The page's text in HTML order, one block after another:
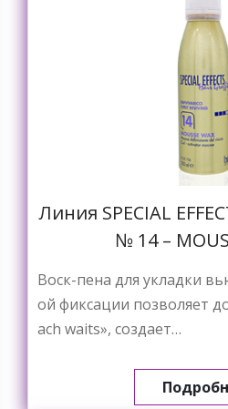
Линия SPECIAL
№ 14 –
Воск-пена для укладки
ой фиксации позволяет
ach waits», создает…